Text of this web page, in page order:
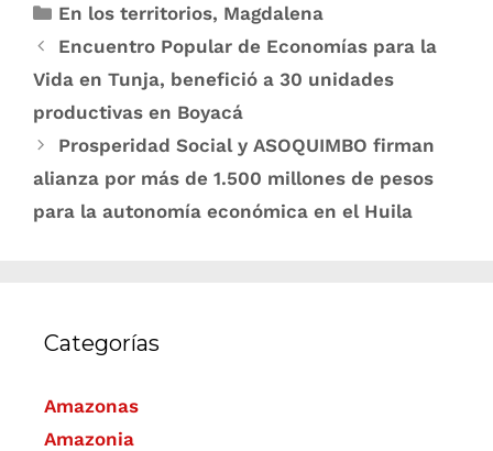
En los territorios, Magdalena
Encuentro Popular de Economías para la
Vida en Tunja, benefició a 30 unidades
productivas en Boyacá
Prosperidad Social y ASOQUIMBO firman
alianza por más de 1.500 millones de pesos
para la autonomía económica en el Huila
Categorías
Amazonas
Amazonia